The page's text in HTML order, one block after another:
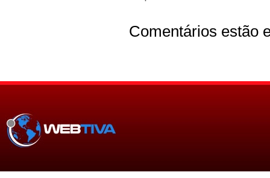
Comentários estão